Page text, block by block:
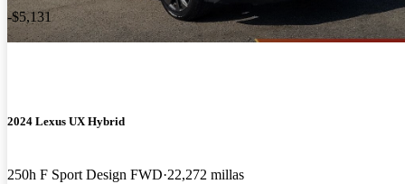
-$5,131
2024 Lexus UX Hybrid
250h F Sport Design FWD 22,272 millas